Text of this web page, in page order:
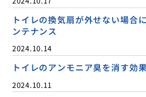
トイレの換気扇が外せない場合
ンテナンス
2024.10.14
トイレのアンモニア臭を消す効
2024.10.11